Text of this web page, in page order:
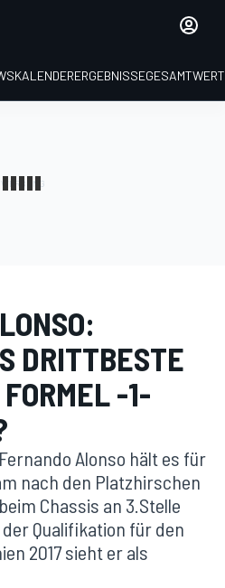
KALENDERERGEBNISSE
DRITTBESTE
-1-
Alonso hält es für
nach den Platzhirschen
Chassis an 3.Stelle
Qualifikation für den
2017 sieht er als